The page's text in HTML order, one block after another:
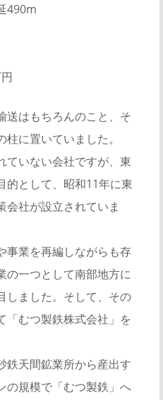
490m
送はもちろんのこと、そ
に置いていました。
ていない会社ですが、東
的として、昭和11年に東
会社が設立されていま
事業を再編しながらも存
の一つとして南部地方に
しました。そして、その
「むつ製鉄株式会社」を
鉄天間鉱業所から産出す
の規模で「むつ製鉄」へ